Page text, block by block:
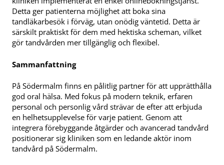
Detta ger patienterna möjlighet att boka sina
tandläkarbesök i förväg, utan onödig väntetid. Detta är
särskilt praktiskt för dem med hektiska scheman, vilket
gör tandvården mer tillgänglig och flexibel.
Sammanfattning
På Södermalm finns en pålitlig partner för att upprätthålla
god oral hälsa. Med fokus på modern teknik, erfaren
personal och personlig vård strävar de efter att erbjuda
en helhetsupplevelse för varje patient. Genom att
integrera förebyggande åtgärder och avancerad tandvård
positionerar sig kliniken som en ledande aktör inom
tandvård på Södermalm.